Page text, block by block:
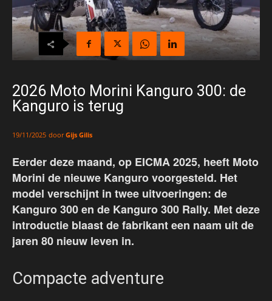
2026 Moto Morini Kanguro 300: de
Kanguro is terug
19/11/2025 door Gijs Gilis
Eerder deze maand, op EICMA 2025, heeft Moto
Morini de nieuwe Kanguro voorgesteld. Het
model verschijnt in twee uitvoeringen: de
Kanguro 300 en de Kanguro 300 Rally. Met deze
introductie blaast de fabrikant een naam uit de
jaren 80 nieuw leven in.
Compacte adventure